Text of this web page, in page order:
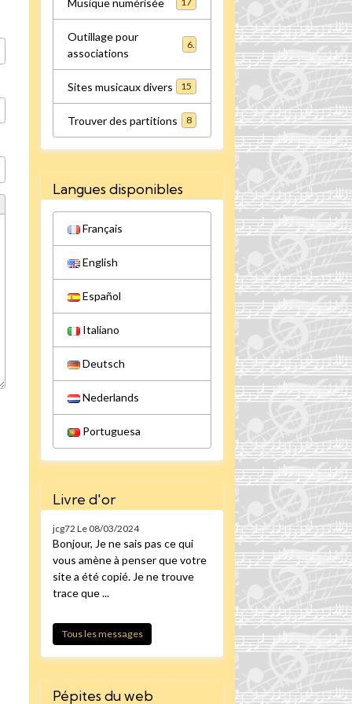
Outillage pour
associations
Sites musicaux divers 15
Trouver des partitions 8
Langues disponibles
Français
English
Español
Italiano
Deutsch
Nederlands
Portuguesa
Livre d'or
jcg72 Le 08/03/2024
Bonjour, Je ne sais pas ce qui
vous amène à penser que votre
site a été copié. Je ne trouve
trace que ...
Tous les messages
Pépites du web